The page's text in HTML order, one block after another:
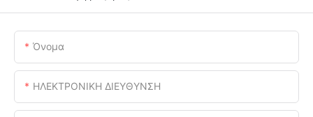
Όνομα
ΗΛΕΚΤΡΟΝΙΚΗ ΔΙΕΥΘΥΝΣΗ